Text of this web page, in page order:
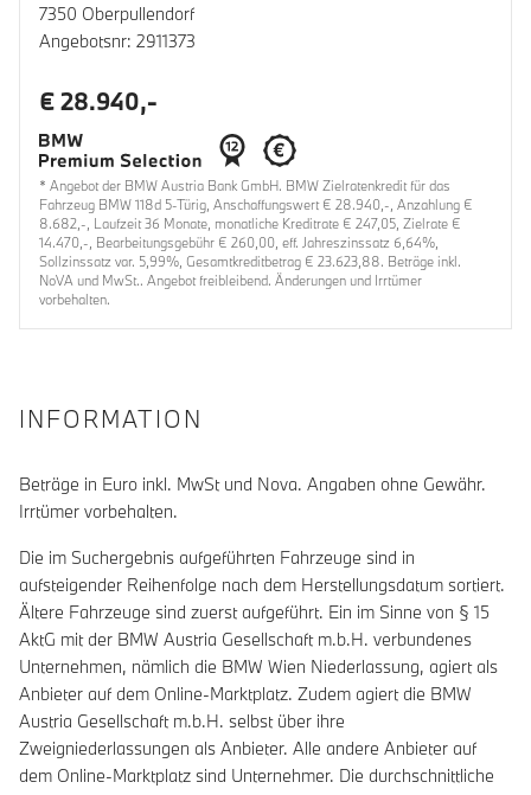
7350 Oberpullendorf
Angebotsnr: 2911373
€ 28.940,-
* Angebot der BMW Austria Bank GmbH. BMW Zielratenkredit für das
Fahrzeug BMW 118d 5-Türig, Anschaffungswert € 28.940,-, Anzahlung €
8.682,-, Laufzeit 36 Monate, monatliche Kreditrate € 247,05, Zielrate €
14.470,-, Bearbeitungsgebühr € 260,00, eff. Jahreszinssatz 6,64%,
Sollzinssatz var. 5,99%, Gesamtkreditbetrag € 23.623,88. Beträge inkl.
NoVA und MwSt.. Angebot freibleibend. Änderungen und Irrtümer
vorbehalten.
INFORMATION
Beträge in Euro inkl. MwSt und Nova. Angaben ohne Gewähr.
Irrtümer vorbehalten.
Die im Suchergebnis aufgeführten Fahrzeuge sind in
aufsteigender Reihenfolge nach dem Herstellungsdatum sortiert.
Ältere Fahrzeuge sind zuerst aufgeführt. Ein im Sinne von § 15
AktG mit der BMW Austria Gesellschaft m.b.H. verbundenes
Unternehmen, nämlich die BMW Wien Niederlassung, agiert als
Anbieter auf dem Online-Marktplatz. Zudem agiert die BMW
Austria Gesellschaft m.b.H. selbst über ihre
Zweigniederlassungen als Anbieter. Alle andere Anbieter auf
dem Online-Marktplatz sind Unternehmer. Die durchschnittliche